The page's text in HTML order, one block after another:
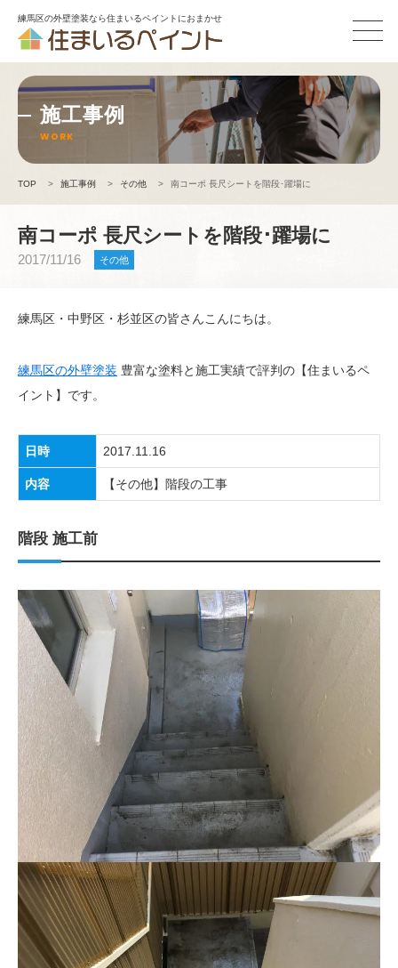
練馬区の外壁塗装なら住まいるペイントにおまかせ
施工事例
WORK
TOP > 施工事例 > その他 > 南コーポ 長尺シートを階段･躍場に
南コーポ 長尺シートを階段･躍場に
2017/11/16 その他
練馬区・中野区・杉並区の皆さんこんにちは。
練馬区の外壁塗装 豊富な塗料と施工実績で評判の【住まいるペ
イント】です。
日時 2017.11.16
内容 【その他】階段の工事
階段 施工前